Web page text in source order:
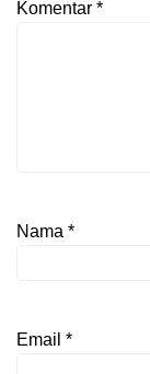
Komentar *
Nama *
Email *